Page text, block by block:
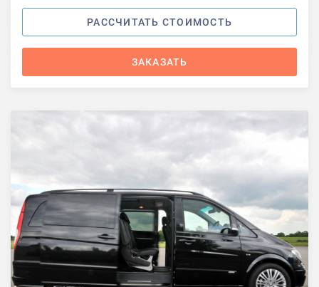
РАССЧИТАТЬ СТОИМОСТЬ
ЗАКАЗАТЬ